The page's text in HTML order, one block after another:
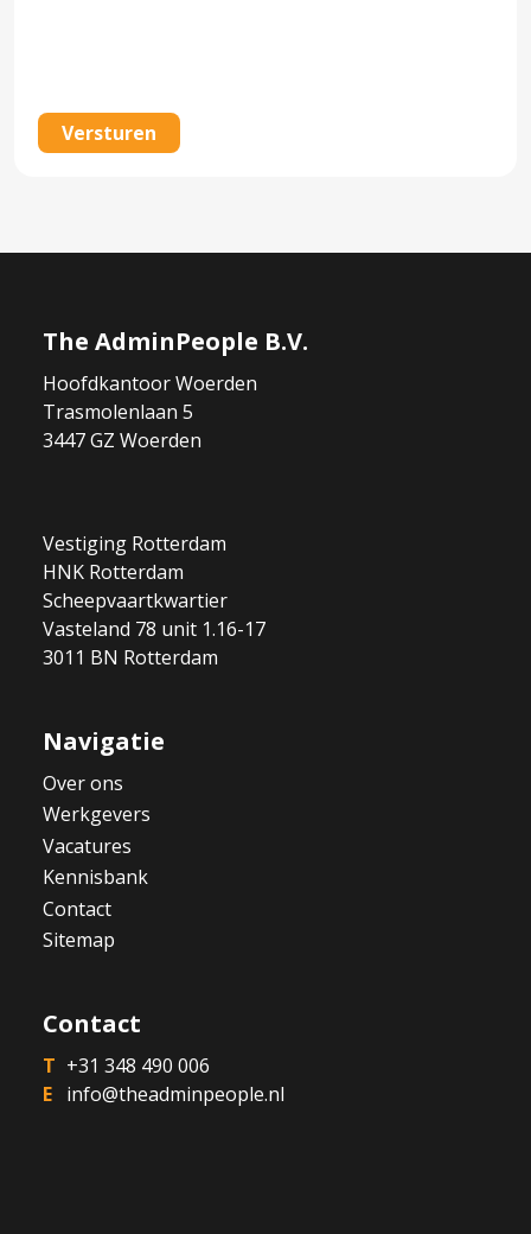
The AdminPeople B.V.
Hoofdkantoor Woerden
Trasmolenlaan 5
3447 GZ Woerden
Vestiging Rotterdam
HNK Rotterdam
Scheepvaartkwartier
Vasteland 78 unit 1.16-17
3011 BN Rotterdam
Navigatie
Over ons
Werkgevers
Vacatures
Kennisbank
Contact
Sitemap
Contact
+31 348 490 006
info@theadminpeople.nl